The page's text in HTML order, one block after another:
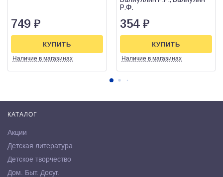
749 ₽
Наличие в магазинах
КУПИТЬ
Р.Ф.
354 ₽
Наличие в магазинах
КУПИТЬ
КАТАЛОГ
Акции
Детская литература
Детское творчество
Дом. Быт. Досуг.